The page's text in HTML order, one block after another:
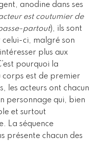
anodine dans ses
est coutumier de
partout), ils sont
celui-ci, malgré son
plus aux
pourquoi la
corps est de premier
les acteurs ont chacun
personnage qui, bien
et surtout
La séquence
présente chacun des